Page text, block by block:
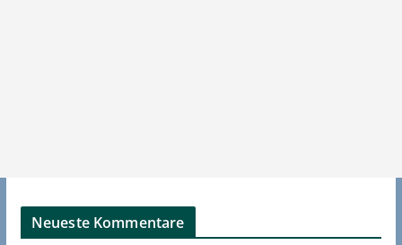
Neueste Kommentare